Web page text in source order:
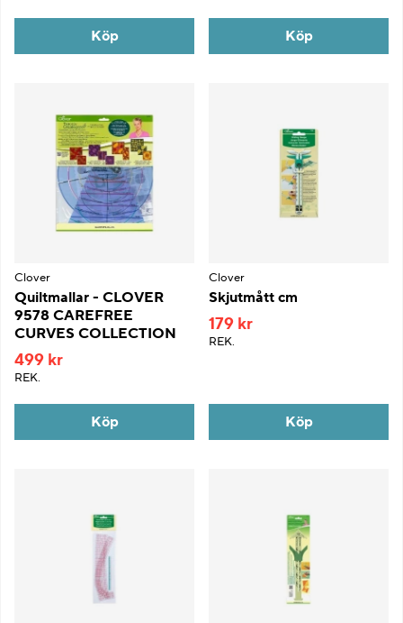
Köp Köp
Clover
Quiltmallar - CLOVER
9578 CAREFREE
CURVES COLLECTION
499 kr
REK.
Köp
Clover
Skjutmått cm
179 kr
REK.
Köp